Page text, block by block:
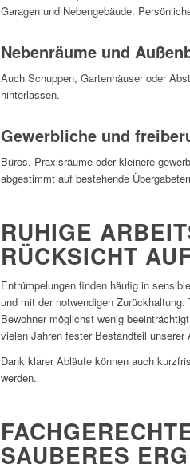
Garagen und Nebengebäude.
Nebenräume und
Auch Schuppen, Gartenhäuser oder
hinterlassen.
Gewerbliche und
Büros, Praxisräume oder kleinere
abgestimmt auf bestehende
RUHIGE
RÜCKSICHT
Entrümpelungen finden häufig in
und mit der notwendigen
Bewohner möglichst wenig
vielen Jahren fester Bestandteil unserer
Dank klarer Abläufe können auch
werden.
SAUBERES